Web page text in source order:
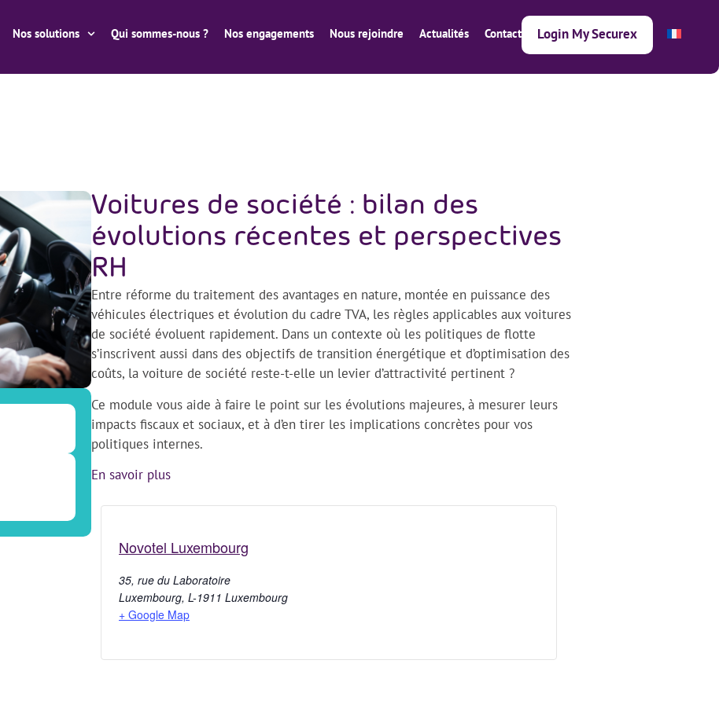
Nos solutions Qui sommes-nous ? Nos engagements Nous rejoindre Actualités Contact Login My Securex
Voitures de société : bilan des
évolutions récentes et perspectives
RH
Entre réforme du traitement des avantages en nature, montée en puissance des
véhicules électriques et évolution du cadre TVA, les règles applicables aux voitures
de société évoluent rapidement. Dans un contexte où les politiques de flotte
s’inscrivent aussi dans des objectifs de transition énergétique et d’optimisation des
coûts, la voiture de société reste-t-elle un levier d’attractivité pertinent ?
Ce module vous aide à faire le point sur les évolutions majeures, à mesurer leurs
impacts fiscaux et sociaux, et à d’en tirer les implications concrètes pour vos
politiques internes.
En savoir plus
Novotel Luxembourg
35, rue du Laboratoire
Luxembourg, L-1911 Luxembourg
+ Google Map